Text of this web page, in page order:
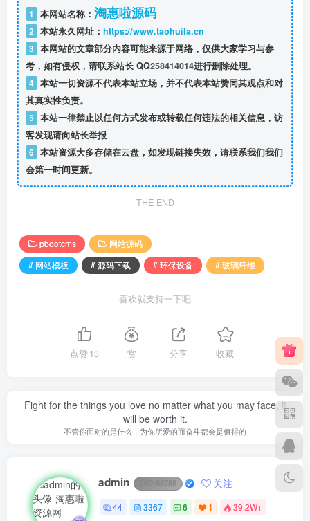
1 本网站名称： 淘惠啦源码
2 本站永久网址： https://www.taohuila.cn
3 本网站的文章部分内容可能来源于网络，仅供大家学习与参
考，如有侵权，请联系站长 QQ258414014进行删除处理。
4 本站一切资源不代表本站立场，并不代表本站赞同其观点和对
其真实性负责。
5 本站一律禁止以任何方式发布或转载任何违法的相关信息，访
客发现请向站长举报
6 本站资源大多存储在云盘，如发现链接失效，请联系我们我们
会第一时间更新。
THE END
pbootcms
网站源码
# 网站模板
# 源码下载 # 环保设备 # 玻璃纤维
喜欢就支持一下吧
点赞13 赏 分享 收藏
Fight for the things you love no matter what you may face, it
will be worth it.
不管你面对的是什么，为你所爱的而奋斗都会是值得的
admin 65785 关注
44 3367 6 1 39.2W+